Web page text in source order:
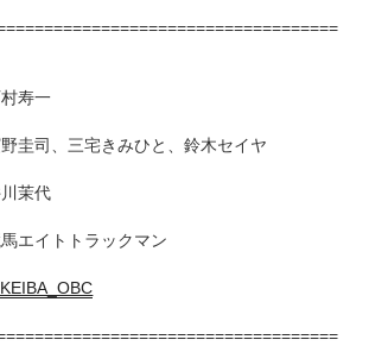
寿一
、三宅きみひと、鈴木セイヤ
茉代
イトトラックマン